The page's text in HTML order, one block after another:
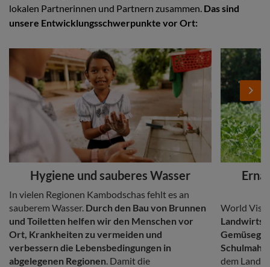
lokalen Partnerinnen und Partnern zusammen. Das sind
unsere Entwicklungsschwerpunkte vor Ort:
Headline
Hygiene und sauberes Wasser
Copy
In vielen Regionen Kambodschas fehlt es an
sauberem Wasser. Durch den Bau von Brunnen
und Toiletten helfen wir den Menschen vor
Ort, Krankheiten zu vermeiden und
verbessern die Lebensbedingungen in
abgelegenen Regionen . Damit die
Add
Image
Headline
Copy
World
dem Land
Next